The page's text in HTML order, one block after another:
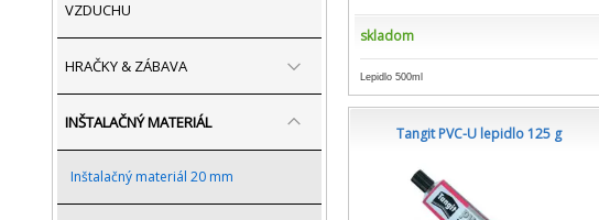
VZDUCHU
HRAČKY & ZÁBAVA
INŠTALAČNÝ MATERIÁL
Inštalačný materiál 20 mm
skladom
Lepidlo 500ml
Tangit PVC-U lepidlo 125 g